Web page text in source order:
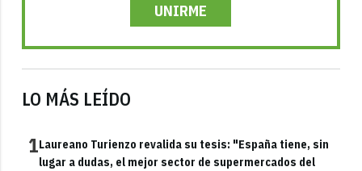
UNIRME
LO MÁS LEÍDO
1Laureano Turienzo revalida su tesis: "España tiene, sin
lugar a dudas, el mejor sector de supermercados del